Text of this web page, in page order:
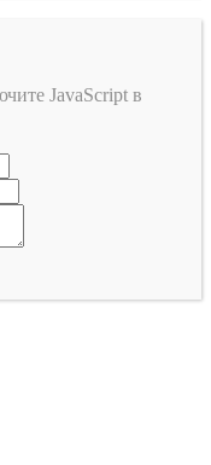
JavaScript в